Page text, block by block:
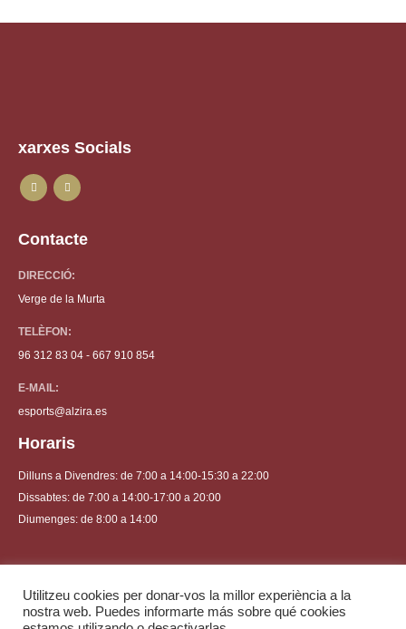
xarxes Socials
Contacte
DIRECCIÓ:
Verge de la Murta
TELÈFON:
96 312 83 04 - 667 910 854
E-MAIL:
esports@alzira.es
Horaris
Dilluns a Divendres: de 7:00 a 14:00-15:30 a 22:00
Dissabtes: de 7:00 a 14:00-17:00 a 20:00
Diumenges: de 8:00 a 14:00
Ajuntament d'Alzira 2021 | Tots els drets reservats
Utilitzeu cookies per donar-vos la millor experiència a la
nostra web. Puedes informarte más sobre qué cookies